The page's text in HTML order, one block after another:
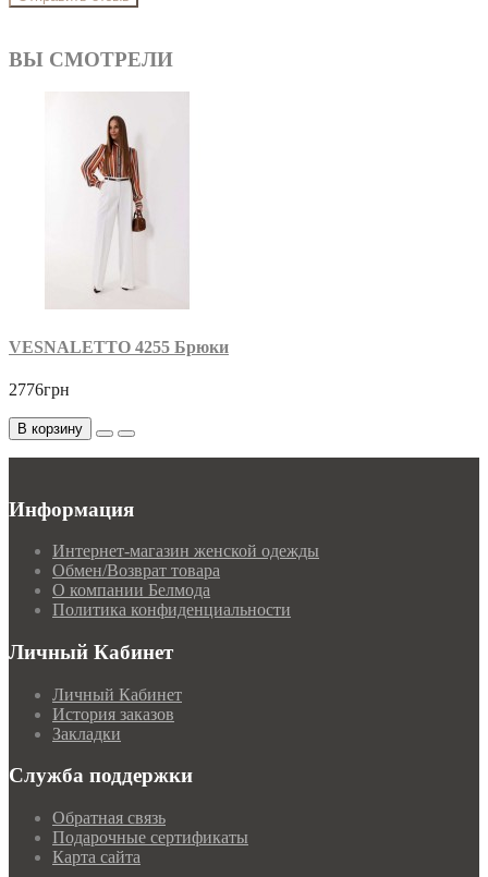
ВЫ СМОТРЕЛИ
VESNALETTO 4255 Брюки
2776грн
В корзину
Информация
Интернет-магазин женской одежды
Обмен/Возврат товара
О компании Белмода
Политика конфиденциальности
Личный Кабинет
Личный Кабинет
История заказов
Закладки
Служба поддержки
Обратная связь
Подарочные сертификаты
Карта сайта